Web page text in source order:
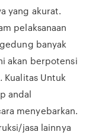
yang akurat.
pelaksanaan
banyak
akan berpotensi
Kualitas Untuk
andal
menyebarkan.
jasa lainnya